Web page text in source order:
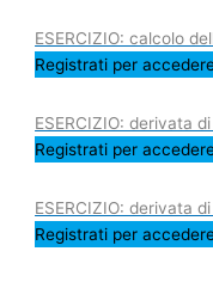
ESERCIZIO: calcolo
Registrati per
ESERCIZIO: derivata
Registrati per
ESERCIZIO: derivata
Registrati per